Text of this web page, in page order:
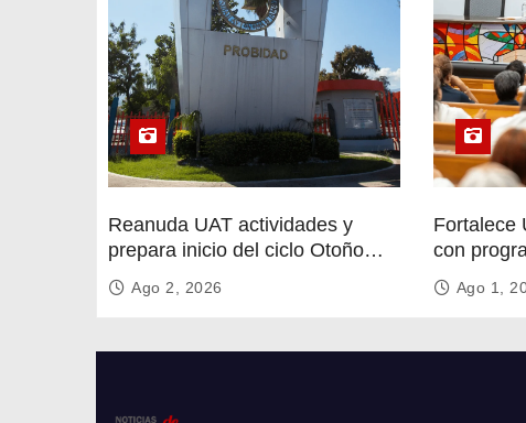
a
s
Reanuda UAT actividades y
prepara inicio del ciclo Otoño
2026
Ago 2, 2026
Fortalece
con
circular
Ago 1,